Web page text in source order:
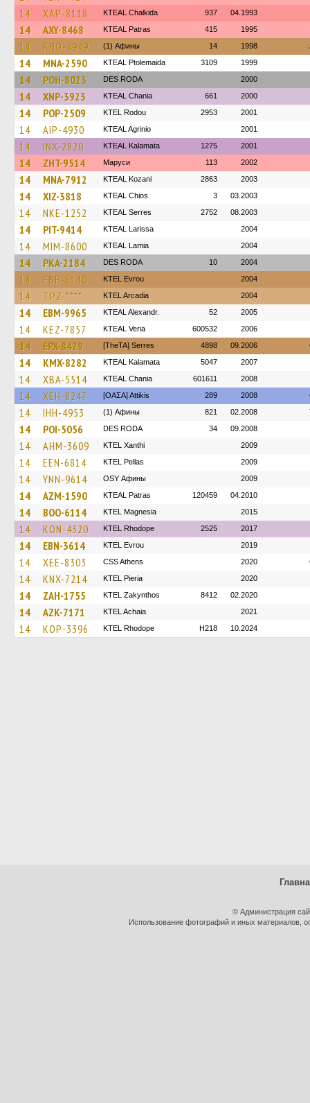
14
XAP-8118 KTEAL Chalkida 937 04.1993
14 AXY-8468 KTEAL Patras 415 1995
14 KHO-4949 (1) Афины 14 1998
14 MNA-2590 KTEAL Ptolemaida 3109 1999
14 POH-8023 DES RODA 2000
14 XNP-3923 KTEAL Chania 661 2000
14 POP-2509 ΚΤΕL Rodou 2953 2001
14 AIP-4930 KTEAL Agrinio 2001
14 INX-2820 KTEAL Kalamata 1275 2001
14 ZHT-9514 Маруси 113 2002
14 MNA-7912 KTEAL Kozani 2863 2003
14 XIZ-3818 KTEAL Chios 3 03.2003
14 NKE-1252 KTEAL Serres 2752 08.2003
14 PIT-9414 KTEAL Larissa 2004
14 MIM-8600 KTEAL Lamia 2004
14 PKA-2184 DES RODA 10 2004
14 EBH-6140 KTEL Evrou 2004
14 TPZ-**** KTEL Arcadia 2004
14 EBM-9965 KTEAL Alexandr. 52 2005
14 KEZ-7857 KTEAL Veria 600532 2006
14 EPX-8429 [TheTA] Serres 4898 09.2006
14 KMX-8282 KTEAL Kalamata 5047 2007
14 XBA-5514 KTEAL Chania 601611 2008
14 XEH-8247 [ΟΑΣΑ] Αttikis 289 2008
14 IHH-4953 (1) Афины 821 02.2008
14 POI-5056 DES RODA 34 09.2008
14 AHM-3609 KTEL Xanthi 2009
14 EEN-6814 KTEL Pellas 2009
14 YNN-9614 OSY Афины 2009
14 AZM-1590 KTEAL Patras 120459 04.2010
14 BOO-6114 ΚΤΕL Magnesia 2015
14 KON-4320 KTEL Rhodope 2525 2017
14 EBN-3614 KTEL Evrou 2019
14 XEE-8303 CSS Athens 2020
14 KNX-7214 KTEL Pieria 2020
14 ZAH-1755 KTEL Zakynthos 8412 02.2020
14 AZK-7171 KTEL Achaia 2021
14 KOP-3396 KTEL Rhodope H218 10.2024
© Администрация
Использование фотографий и иных материалов,